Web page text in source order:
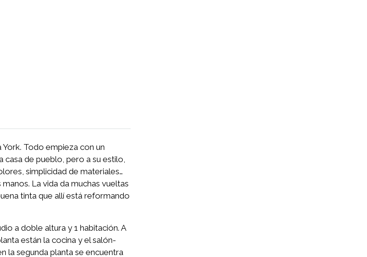
Todo empieza con un
de pueblo, pero a su estilo,
simplicidad de materiales…
La vida da muchas vueltas
tinta que allí está reformando
a doble altura y 1 habitación. A
están la cocina y el salón-
la segunda planta se encuentra